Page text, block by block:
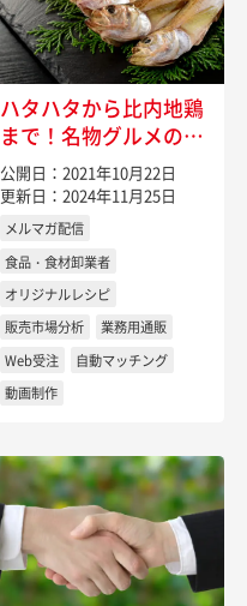
ハタハタから比内地鶏
まで！名物グルメの宝
庫・秋田県の特産物
公開日：2021年10月22日
更新日：2024年11月25日
メルマガ配信
食品・食材卸業者
オリジナルレシピ
販売市場分析
業務用通販
Web受注
自動マッチング
動画制作